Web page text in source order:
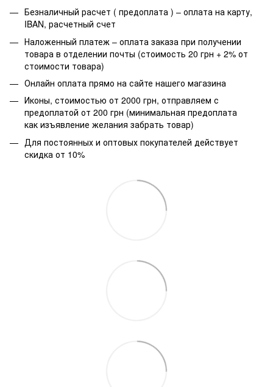
Безналичный расчет ( предоплата ) – оплата на карту,
IBAN, расчетный счет
Наложенный платеж – оплата заказа при получении
товара в отделении почты (стоимость 20 грн + 2% от
стоимости товара)
Онлайн оплата прямо на сайте нашего магазина
Иконы, стоимостью от 2000 грн, отправляем с
предоплатой от 200 грн (минимальная предоплата
как изъявление желания забрать товар)
Для постоянных и оптовых покупателей действует
скидка от 10%